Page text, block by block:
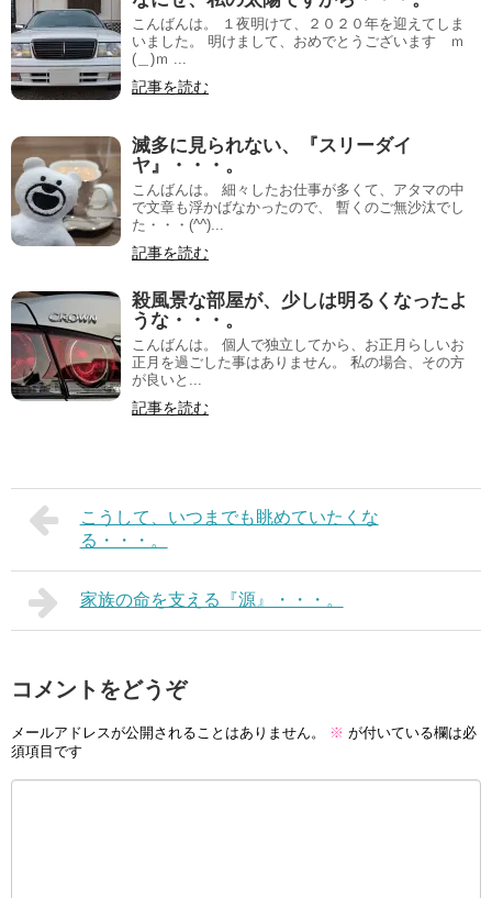
こんばんは。 １夜明けて、２０２０年を迎えてしま
いました。 明けまして、おめでとうございます ｍ
(＿)ｍ ...
記事を読む
滅多に見られない、『スリーダイ
ヤ』・・・。
こんばんは。 細々したお仕事が多くて、アタマの中
で文章も浮かばなかったので、 暫くのご無沙汰でし
た・・・(^^)...
記事を読む
殺風景な部屋が、少しは明るくなったよ
うな・・・。
こんばんは。 個人で独立してから、お正月らしいお
正月を過ごした事はありません。 私の場合、その方
が良いと...
記事を読む
こうして、いつまでも眺めていたくな
る・・・。
家族の命を支える『源』・・・。
コメントをどうぞ
メールアドレスが公開されることはありません。 ※ が付いている欄は必
須項目です